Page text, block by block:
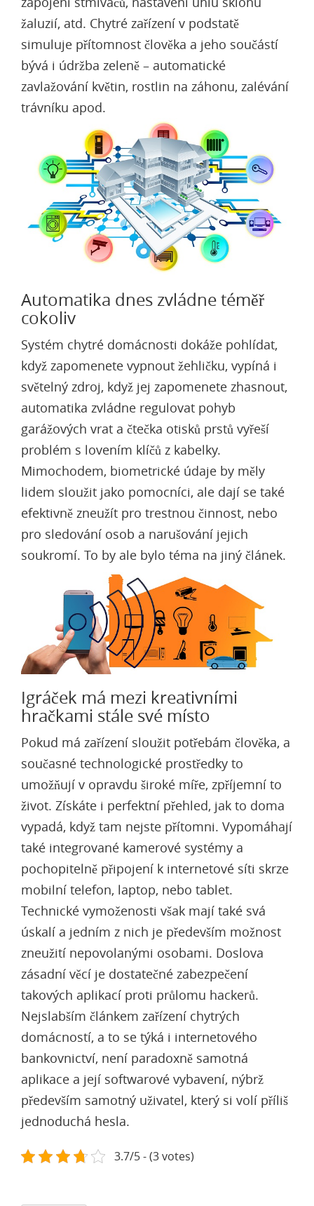
žaluzií, atd. Chytré zařízení v podstatě
simuluje přítomnost člověka a jeho součástí
bývá i údržba zeleně – automatické
zavlažování květin, rostlin na záhonu, zalévání
trávníku apod.
Automatika dnes zvládne téměř
cokoliv
Systém chytré domácnosti dokáže pohlídat,
když zapomenete vypnout žehličku, vypíná i
světelný zdroj, když jej zapomenete zhasnout,
automatika zvládne regulovat pohyb
garážových vrat a čtečka otisků prstů vyřeší
problém s lovením klíčů z kabelky.
Mimochodem, biometrické údaje by měly
lidem sloužit jako pomocníci, ale dají se také
efektivně zneužít pro trestnou činnost, nebo
pro sledování osob a narušování jejich
soukromí. To by ale bylo téma na jiný článek.
Igráček má mezi kreativními
hračkami stále své místo
Pokud má zařízení sloužit potřebám člověka, a
současné technologické prostředky to
umožňují v opravdu široké míře, zpříjemní to
život. Získáte i perfektní přehled, jak to doma
vypadá, když tam nejste přítomni. Vypomáhají
také integrované kamerové systémy a
pochopitelně připojení k internetové síti skrze
mobilní telefon, laptop, nebo tablet.
Technické vymoženosti však mají také svá
úskalí a jedním z nich je především možnost
zneužití nepovolanými osobami. Doslova
zásadní věcí je dostatečné zabezpečení
takových aplikací proti průlomu hackerů.
Nejslabším článkem zařízení chytrých
domácností, a to se týká i internetového
bankovnictví, není paradoxně samotná
aplikace a její softwarové vybavení, nýbrž
především samotný uživatel, který si volí příliš
jednoduchá hesla.
3.7/5 - (3 votes)